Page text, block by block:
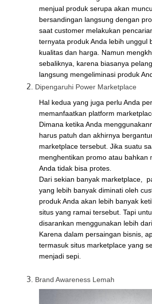
menjual produk serupa akan
bersandingan langsung dengan
saat customer melakukan
ternyata produk Anda lebih unggul
kualitas dan harga. Namun
sebaliknya, karena biasanya
langsung mengeliminasi produk
Dipengaruhi Power Marketplace
Hal kedua yang juga perlu Anda
memanfaatkan platform
Dimana ketika Anda
harus patuh dan akhirnya
marketplace tersebut. Jika suatu
menghentikan promo atau bahkan
Anda tidak bisa protes.
Dari sekian banyak marketplace,
yang lebih banyak diminati oleh
produk Anda akan lebih banyak
situs yang ramai tersebut. Tapi
disarankan menggunakan lebih
Karena dalam persaingan bisnis,
termasuk situs marketplace yang
menjadi sepi.
Brand Awareness Lemah